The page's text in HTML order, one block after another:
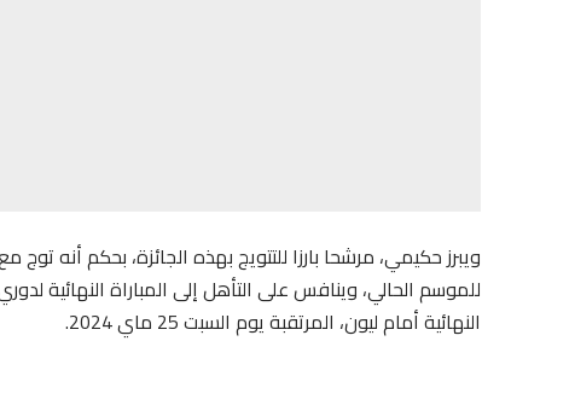
ويبرز حكيمي، مرشحا بارزا للتتويج بهذه الجائزة، بحكم أنه
للموسم الحالي، وينافس على التأهل إلى المباراة النهائية
النهائية أمام ليون، المرتقبة يوم السبت 25 ماي 2024.